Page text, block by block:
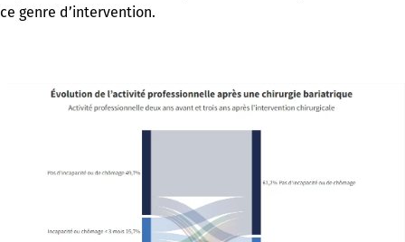
ce genre d’intervention.